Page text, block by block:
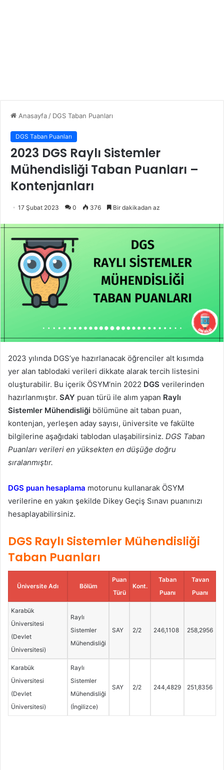
Anasayfa / DGS Taban Puanları
DGS Taban Puanları
2023 DGS Raylı Sistemler
Mühendisliği Taban Puanları –
Kontenjanları
17 Şubat 2023 0 376 Bir dakikadan az
2023 yılında DGS’ye hazırlanacak öğrenciler alt kısımda
yer alan tablodaki verileri dikkate alarak tercih listesini
oluşturabilir. Bu içerik ÖSYM’nin 2022 DGS verilerinden
hazırlanmıştır. SAY puan türü ile alım yapan Raylı
Sistemler Mühendisliği bölümüne ait taban puan,
kontenjan, yerleşen aday sayısı, üniversite ve fakülte
bilgilerine aşağıdaki tablodan ulaşabilirsiniz. DGS Taban
Puanları verileri en yüksekten en düşüğe doğru
sıralanmıştır.
DGS puan hesaplama motorunu kullanarak ÖSYM
verilerine en yakın şekilde Dikey Geçiş Sınavı puanınızı
hesaplayabilirsiniz.
DGS Raylı Sistemler Mühendisliği
Taban Puanları
Üniversite Adı Bölüm
Puan
Türü
Kont.
Taban
Puanı
Tavan
Puanı
Karabük
Üniversitesi
(Devlet
Üniversitesi)
Raylı
Sistemler
Mühendisliği
SAY 2/2 246,1108 258,2956
Karabük
Üniversitesi
(Devlet
Üniversitesi)
Raylı
Sistemler
Mühendisliği
(İngilizce)
SAY 2/2 244,4829 251,8356